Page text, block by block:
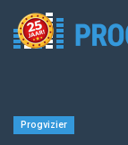
Progvizier